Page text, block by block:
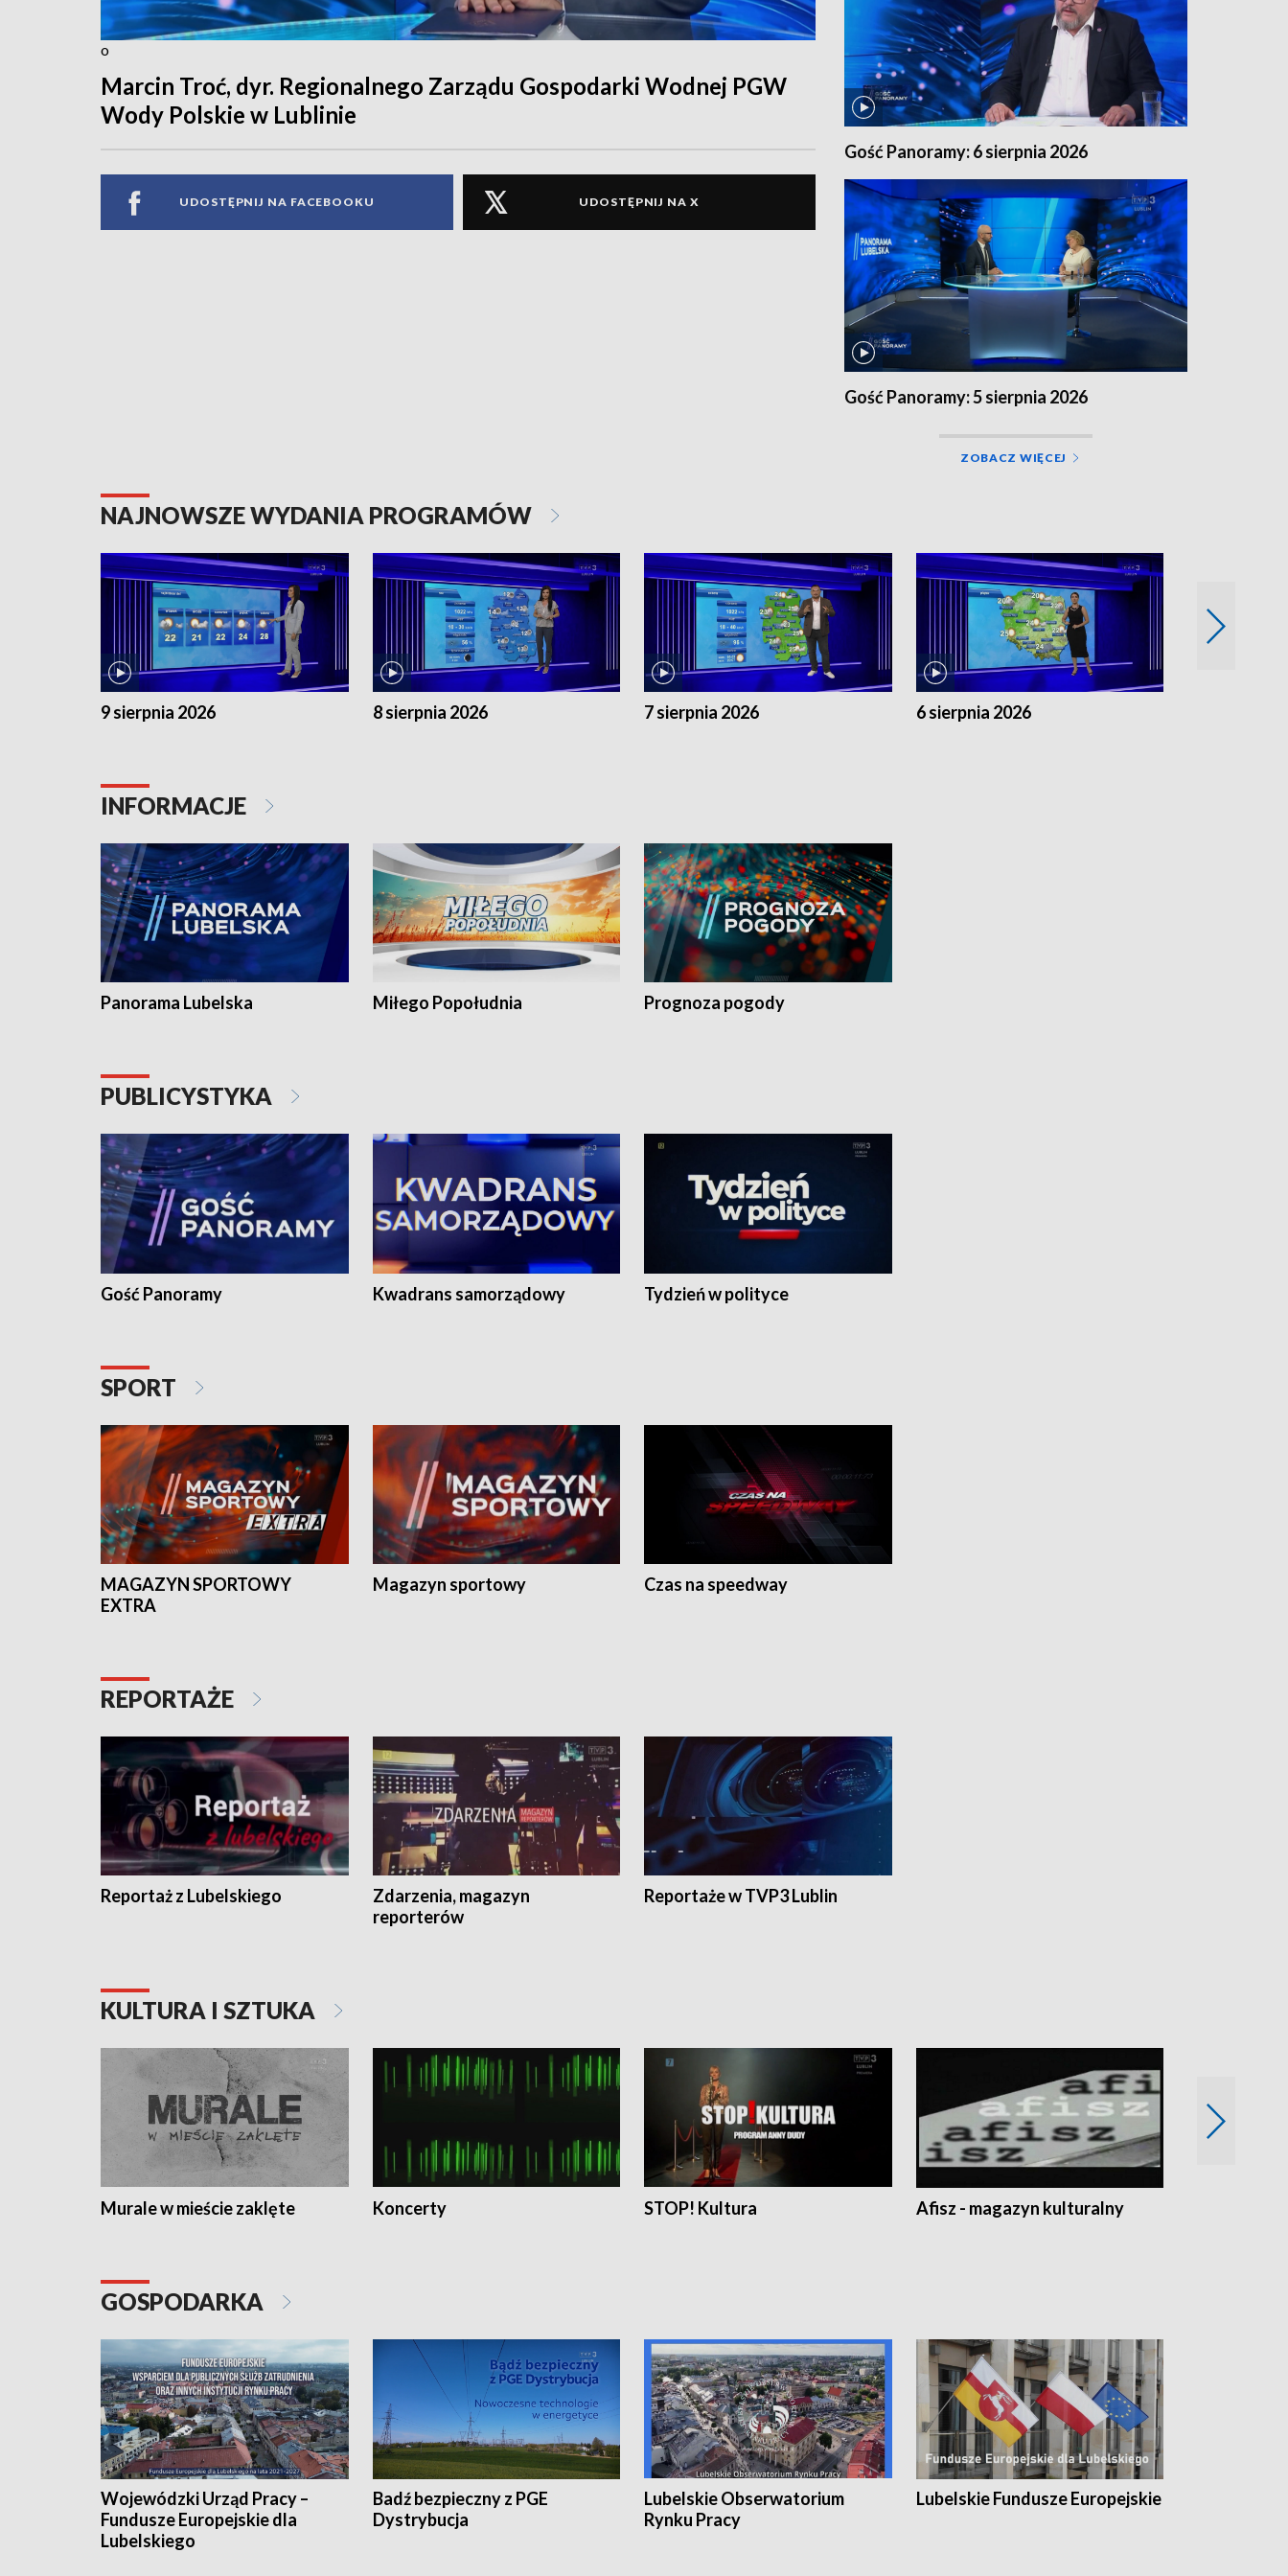
o
Marcin Troć, dyr. Regionalnego Zarządu Gospodarki Wodnej PGW
Wody Polskie w Lublinie
UDOSTĘPNIJ NA FACEBOOKU UDOSTĘPNIJ NA X
Gość Panoramy: 6 sierpnia 2026
Gość Panoramy: 5 sierpnia 2026
ZOBACZ WIĘCEJ
NAJNOWSZE WYDANIA PROGRAMÓW
9 sierpnia 2026 8 sierpnia 2026 7 sierpnia 2026 6 sierpnia 2026
INFORMACJE
Panorama Lubelska Miłego Popołudnia Prognoza pogody
PUBLICYSTYKA
Gość Panoramy Kwadrans samorządowy Tydzień w polityce
SPORT
MAGAZYN SPORTOWY
EXTRA
Magazyn sportowy Czas na speedway
REPORTAŻE
Reportaż z Lubelskiego
Zdarzenia, magazyn
reporterów
Reportaże w TVP3 Lublin
KULTURA I SZTUKA
Murale w mieście zaklęte Koncerty STOP! Kultura Afisz - magazyn kulturalny
GOSPODARKA
Wojewódzki Urząd Pracy –
Fundusze Europejskie dla
Lubelskiego
Badź bezpieczny z PGE
Dystrybucja
Lubelskie Obserwatorium
Rynku Pracy
Lubelskie Fundusze Europejskie